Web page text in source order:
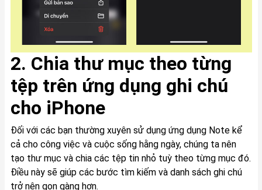
2. Chia thư mục theo từng
tệp trên ứng dụng ghi chú
cho iPhone
Đối với các bạn thường xuyên sử dụng ứng dụng Note kể
cả cho công việc và cuộc sống hằng ngày, chúng ta nên
tạo thư mục và chia các tệp tin nhỏ tuỳ theo từng mục đó.
Điều này sẽ giúp các bước tìm kiếm và danh sách ghi chú
trở nên gọn gàng hơn.